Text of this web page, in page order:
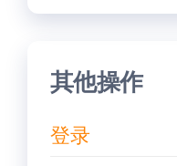
其他操作
登录